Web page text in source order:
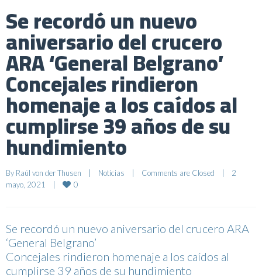
Se recordó un nuevo
aniversario del crucero
ARA ‘General Belgrano’
Concejales rindieron
homenaje a los caídos al
cumplirse 39 años de su
hundimiento
By Raúl von der Thusen | Noticias | Comments are Closed |
2
mayo, 2021
| 0
Se recordó un nuevo aniversario del crucero ARA
‘General Belgrano’
Concejales rindieron homenaje a los caídos al
cumplirse 39 años de su hundimiento